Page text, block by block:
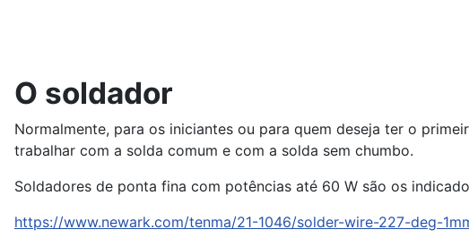
O soldador
Normalmente, para os iniciantes ou para quem deseja ter o
trabalhar com a solda comum e com a solda sem chumbo.
Soldadores de ponta fina com potências até 60 W são os
https://www.newark.com/tenma/21-1046/solder-wire-227-deg-